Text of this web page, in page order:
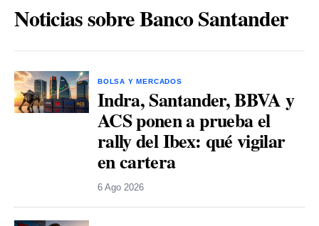
Noticias sobre Banco Santander
BOLSA Y MERCADOS
Indra, Santander, BBVA y
ACS ponen a prueba el
rally del Ibex: qué vigilar
en cartera
6 Ago 2026